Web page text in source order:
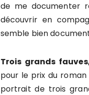
de me documenter
découvrir en
semble bien
Trois grands
pour le prix du roman
portrait de trois